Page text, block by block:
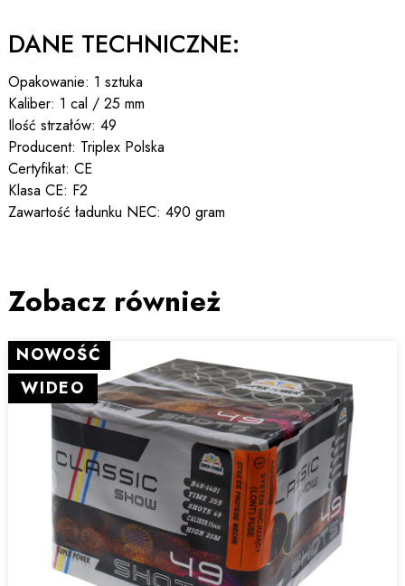
DANE TECHNICZNE:
Opakowanie: 1 sztuka
Kaliber: 1 cal / 25 mm
Ilość strzałów: 49
Producent: Triplex Polska
Certyfikat: CE
Klasa CE: F2
Zawartość ładunku NEC: 490 gram
Zobacz również
NOWOŚĆ
WIDEO